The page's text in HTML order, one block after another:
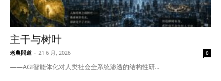
主干与树叶
老農問道 - 21 6 月, 2026 0
——AGI智能体化对人类社会全系统渗透的结构性研...